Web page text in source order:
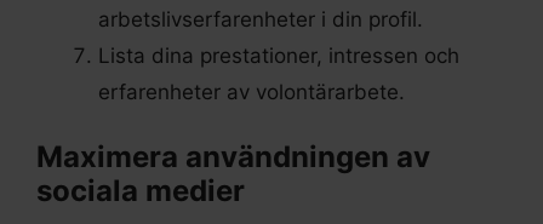
arbetslivserfarenheter i din profil.
Lista dina prestationer, intressen och
erfarenheter av volontärarbete.
Maximera användningen av
sociala medier